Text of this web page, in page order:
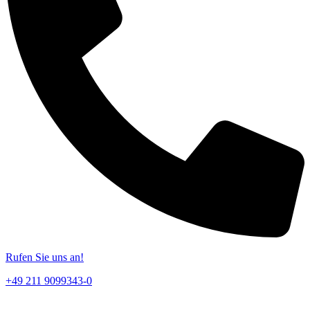
Rufen Sie uns an!
+49 211 9099343-0